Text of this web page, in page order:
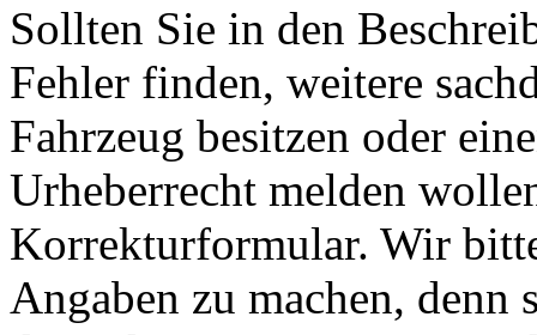
Sollten Sie in den
Fehler finden, weitere
Fahrzeug besitzen oder
Urheberrecht melden
Korrekturformular. Wir
Angaben zu machen,